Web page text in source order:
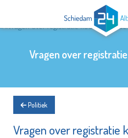
Vragen over
Politiek
Vragen over registratie